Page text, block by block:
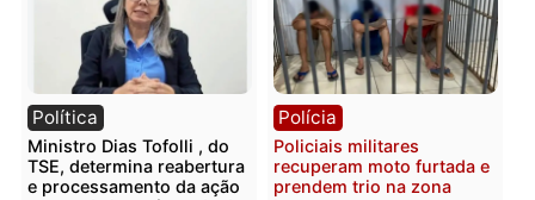
Polícia
Polícia Militar apreende
explosivos e embarcação
Polícia
Tragédia na BR-364:
colisão entre caminhão e